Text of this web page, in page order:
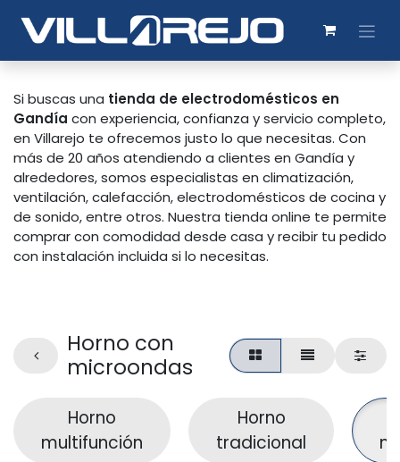
Si buscas una tienda de electrodomésticos en
Gandía con experiencia, confianza y servicio completo,
en Villarejo te ofrecemos justo lo que necesitas. Con
más de 20 años atendiendo a clientes en Gandía y
alrededores, somos especialistas en climatización,
ventilación, calefacción, electrodomésticos de cocina y
de sonido, entre otros. Nuestra tienda online te permite
comprar con comodidad desde casa y recibir tu pedido
con instalación incluida si lo necesitas.
Horno con
microondas
Horno
multifunción
Horno
tradicional